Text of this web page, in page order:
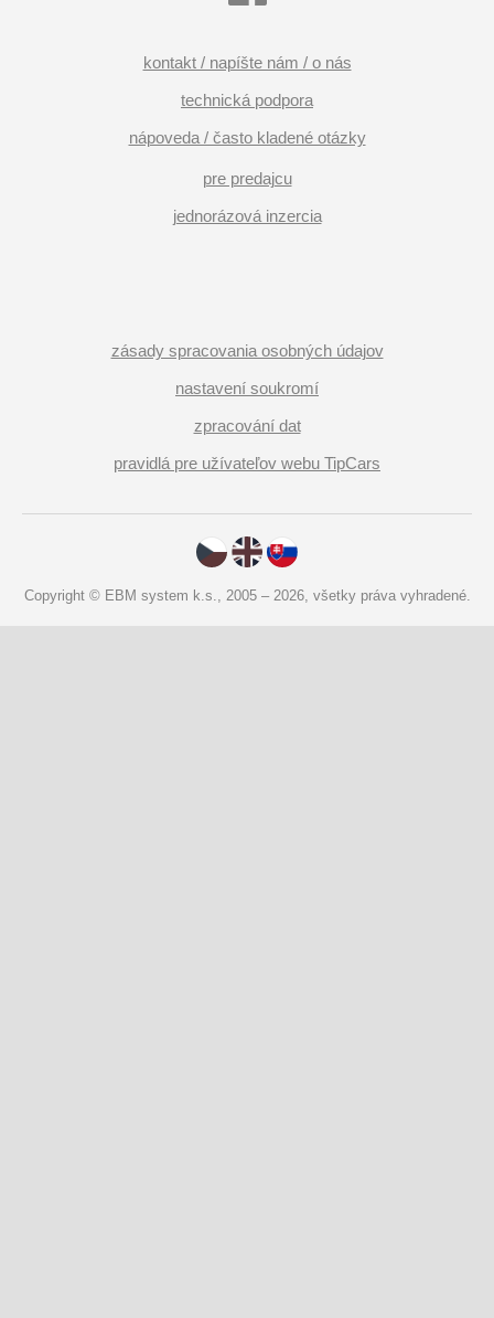
kontakt / napíšte nám / o nás
technická podpora
nápoveda / často kladené otázky
pre predajcu
jednorázová inzercia
zásady spracovania osobných údajov
nastavení soukromí
zpracování dat
pravidlá pre užívateľov webu TipCars
Copyright © EBM system k.s., 2005 – 2026, všetky práva vyhradené.